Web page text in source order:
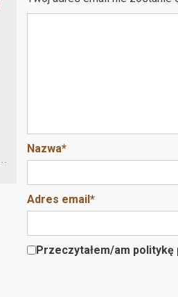
Nazwa*
Adres email*
Przeczytałem/am